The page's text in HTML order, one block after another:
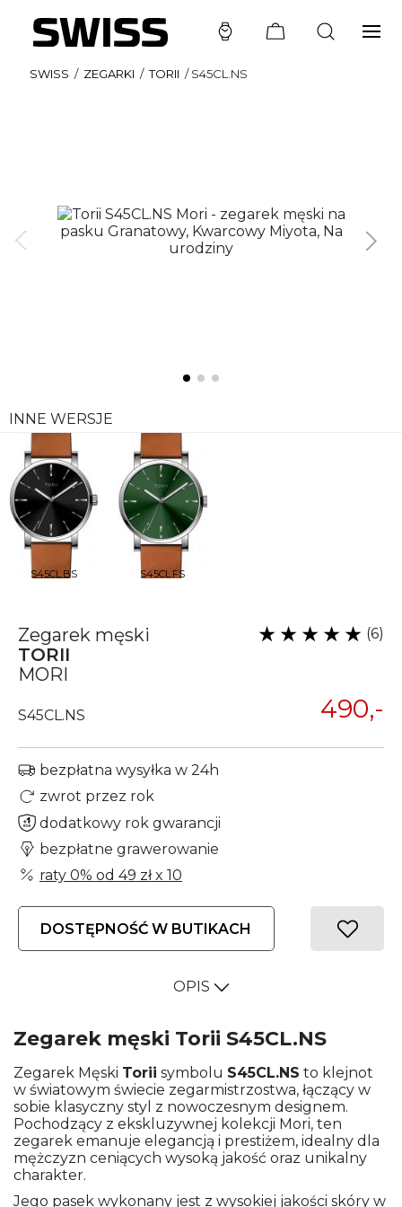
SWISS / ZEGARKI / TORII /S45CL.NS
INNE WERSJE
S45CL.BS S45CL.FS
Zegarek męski
TORII
MORI
(6)
S45CL.NS 490,-
bezpłatna wysyłka w 24h
zwrot przez rok
dodatkowy rok gwarancji
bezpłatne grawerowanie
raty 0% od 49 złx 10
DOSTĘPNOŚĆ W BUTIKACH
OPIS
Zegarek męski Torii S45CL.NS
Zegarek Męski Torii symbolu S45CL.NS to klejnot
w światowym świecie zegarmistrzostwa, łączący w
sobie klasyczny styl z nowoczesnym designem.
Pochodzący z ekskluzywnej kolekcji Mori, ten
zegarek emanuje elegancją i prestiżem, idealny dla
mężczyzn ceniących wysoką jakość oraz unikalny
charakter.
Jego pasek wykonany jest z wysokiej jakości skóry w